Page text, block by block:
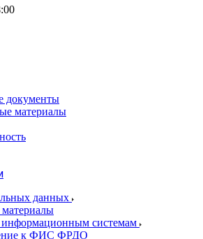
документы
материалы
данных
системам
к ФИС ФРДО